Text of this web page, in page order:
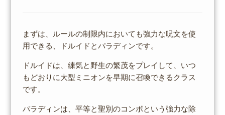
まずは、ルールの制限内においても強力な呪文を使
用できる、ドルイドとパラディンです。
ドルイドは、練気と野生の繁茂をプレイして、いつ
もどおりに大型ミニオンを早期に召喚できるクラス
です。
パラディンは、平等と聖別のコンボという強力な除